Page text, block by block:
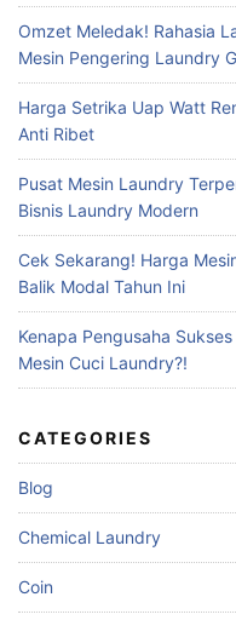
Omzet Meledak! Rahasia
Mesin Pengering Laundry
Harga Setrika Uap Watt
Anti Ribet
Pusat Mesin Laundry
Bisnis Laundry Modern
Cek Sekarang! Harga
Balik Modal Tahun Ini
Kenapa Pengusaha
Mesin Cuci Laundry?!
CATEGORIES
Blog
Chemical Laundry
Coin